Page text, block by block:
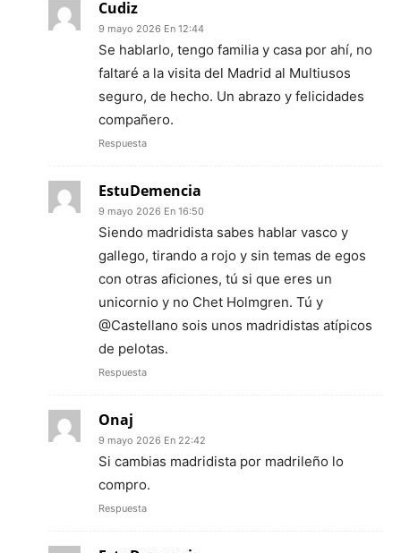
Cudiz
9 mayo 2026 En 12:44
Se hablarlo, tengo familia y casa por ahí, no
faltaré a la visita del Madrid al Multiusos
seguro, de hecho. Un abrazo y felicidades
compañero.
Respuesta
EstuDemencia
9 mayo 2026 En 16:50
Siendo madridista sabes hablar vasco y
gallego, tirando a rojo y sin temas de egos
con otras aficiones, tú si que eres un
unicornio y no Chet Holmgren. Tú y
@Castellano sois unos madridistas atípicos
de pelotas.
Respuesta
Onaj
9 mayo 2026 En 22:42
Si cambias madridista por madrileño lo
compro.
Respuesta